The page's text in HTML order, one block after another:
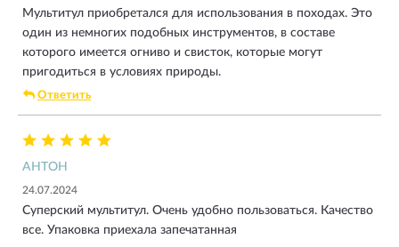
Мультитул приобретался для использования в походах. Это
один из немногих подобных инструментов, в составе
которого имеется огниво и свисток, которые могут
пригодиться в условиях природы.
Ответить
АНТОН
24.07.2024
Суперский мультитул. Очень удобно пользоваться. Качество
все. Упаковка приехала запечатанная